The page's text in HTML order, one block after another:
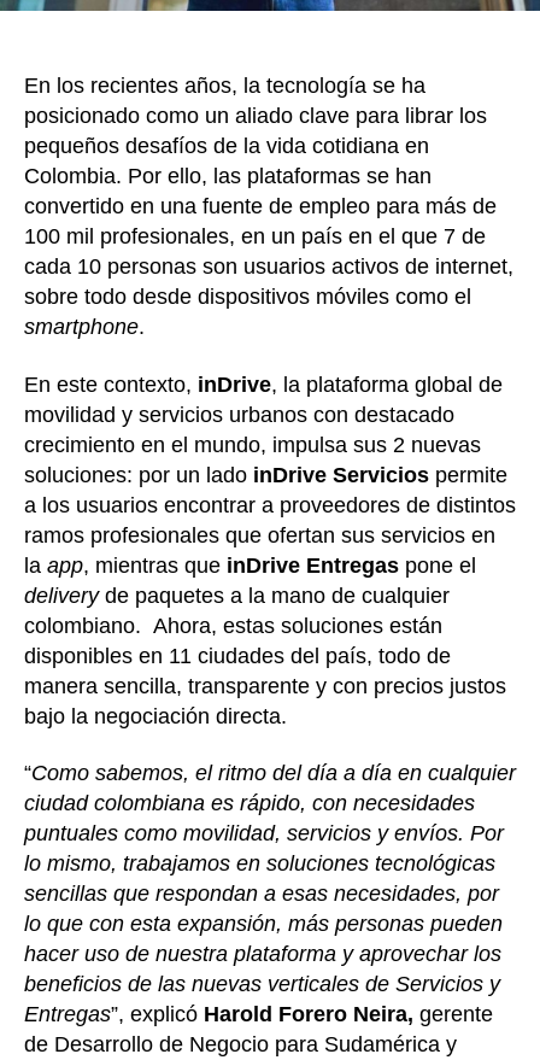
11
En los recientes años, la tecnología se ha
posicionado como un aliado clave para librar los
pequeños desafíos de la vida cotidiana en
Colombia. Por ello, las plataformas se han
convertido en una fuente de empleo para más de
100 mil profesionales, en un país en el que 7 de
cada 10 personas son usuarios activos de internet,
sobre todo desde dispositivos móviles como el
smartphone.
En este contexto, inDrive, la plataforma global de
movilidad y servicios urbanos con destacado
crecimiento en el mundo, impulsa sus 2 nuevas
soluciones: por un lado inDrive Servicios permite
a los usuarios encontrar a proveedores de distintos
ramos profesionales que ofertan sus servicios en
la app, mientras que inDrive Entregas pone el
delivery de paquetes a la mano de cualquier
colombiano. Ahora, estas soluciones están
disponibles en 11 ciudades del país, todo de
manera sencilla, transparente y con precios justos
bajo la negociación directa.
“Como sabemos, el ritmo del día a día en cualquier
ciudad colombiana es rápido, con necesidades
puntuales como movilidad, servicios y envíos. Por
lo mismo, trabajamos en soluciones tecnológicas
sencillas que respondan a esas necesidades, por
lo que con esta expansión, más personas pueden
hacer uso de nuestra plataforma y aprovechar los
beneficios de las nuevas verticales de Servicios y
Entregas”, explicó Harold Forero Neira, gerente
de Desarrollo de Negocio para Sudamérica y